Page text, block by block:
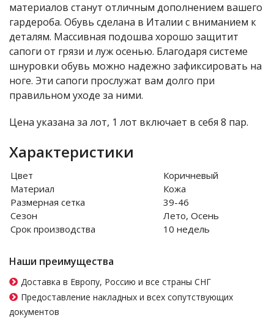
материалов станут отличным дополнением вашего
гардероба. Обувь сделана в Италии с вниманием к
деталям. Массивная подошва хорошо защитит
сапоги от грязи и луж осенью. Благодаря системе
шнуровки обувь можно надежно зафиксировать на
ноге. Эти сапоги прослужат вам долго при
правильном уходе за ними.
Цена указана за лот, 1 лот включает в себя 8 пар.
Характеристики
Цвет
Коричневый
Материал
Кожа
Размерная сетка
39-46
Сезон
Лето, Осень
Срок производства
10 недель
Наши преимущества
Доставка в Европу, Россию и все страны СНГ
Предоставление накладных и всех сопутствующих
документов